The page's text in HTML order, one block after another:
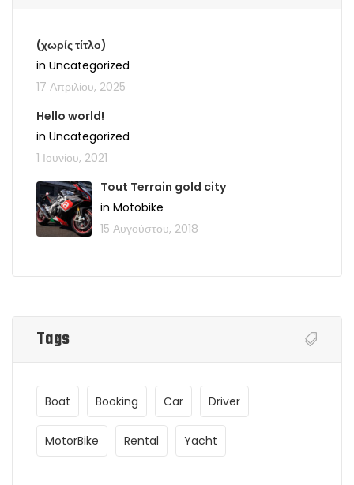
(χωρίς τίτλο)
in Uncategorized
17 Απριλίου, 2025
Hello world!
in Uncategorized
1 Ιουνίου, 2021
Tout Terrain gold city
in Motobike
15 Αυγούστου, 2018
Tags
Boat Booking Car Driver
MotorBike Rental Yacht